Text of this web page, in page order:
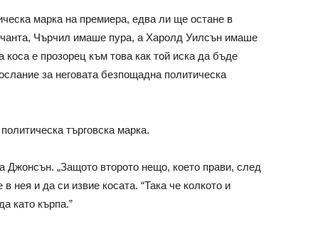
марка на премиера, едва ли ще остане в
Чърчил имаше пура, а Харолд Уилсън имаше
е прозорец към това как той иска да бъде
за неговата безпощадна политическа
търговска марка.
Джонсън. „Защото второто нещо, което прави, след
нея и да си извие косата. “Така че колкото и
като кърпа.”